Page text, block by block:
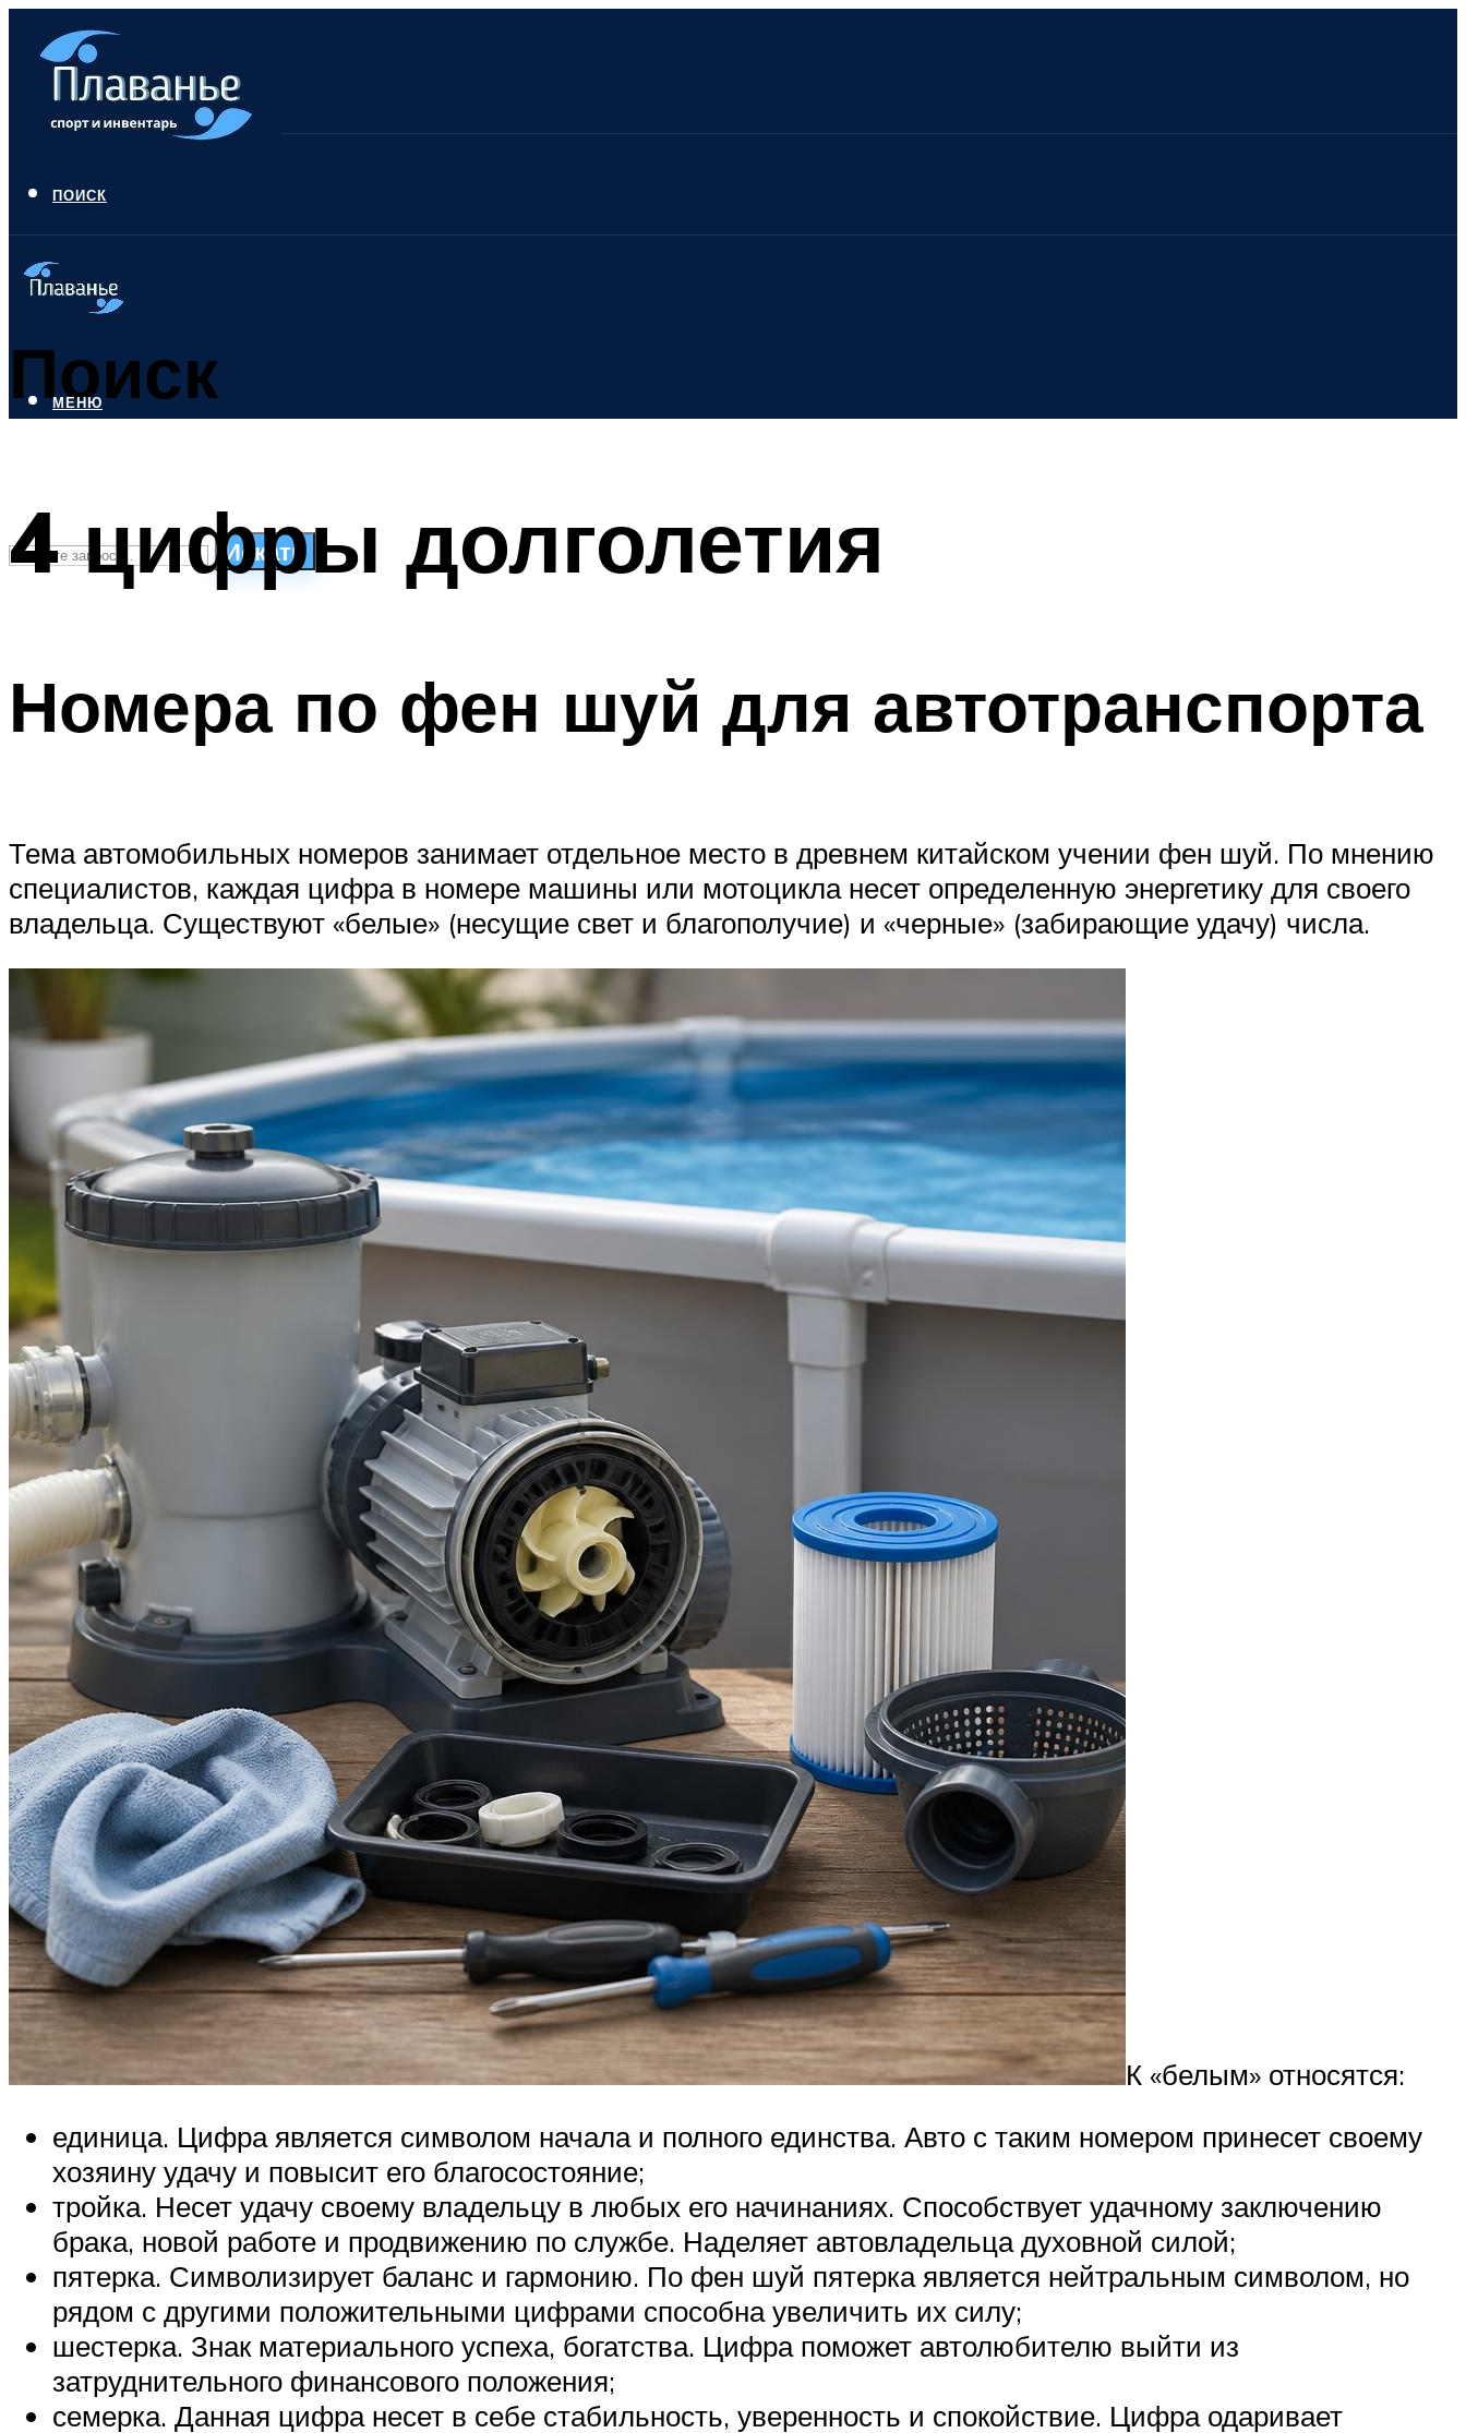
ПОИСК
Поиск
Искать
БАССЕЙН ДЛЯ ДОМА
МЕНЮ
4 цифры долголетия
Номера по фен шуй для автотранспорта
Тема автомобильных номеров занимает отдельное место в древнем китайском учении фен шуй. По мнению
специалистов, каждая цифра в номере машины или мотоцикла несет определенную энергетику для своего
владельца. Существуют «белые» (несущие свет и благополучие) и «черные» (забирающие удачу) числа.
К «белым» относятся:
единица. Цифра является символом начала и полного единства. Авто с таким номером принесет своему
хозяину удачу и повысит его благосостояние;
тройка. Несет удачу своему владельцу в любых его начинаниях. Способствует удачному заключению
брака, новой работе и продвижению по службе. Наделяет автовладельца духовной силой;
пятерка. Символизирует баланс и гармонию. По фен шуй пятерка является нейтральным символом, но
рядом с другими положительными цифрами способна увеличить их силу;
шестерка. Знак материального успеха, богатства. Цифра поможет автолюбителю выйти из
затруднительного финансового положения;
семерка. Данная цифра несет в себе стабильность, уверенность и спокойствие. Цифра одаривает